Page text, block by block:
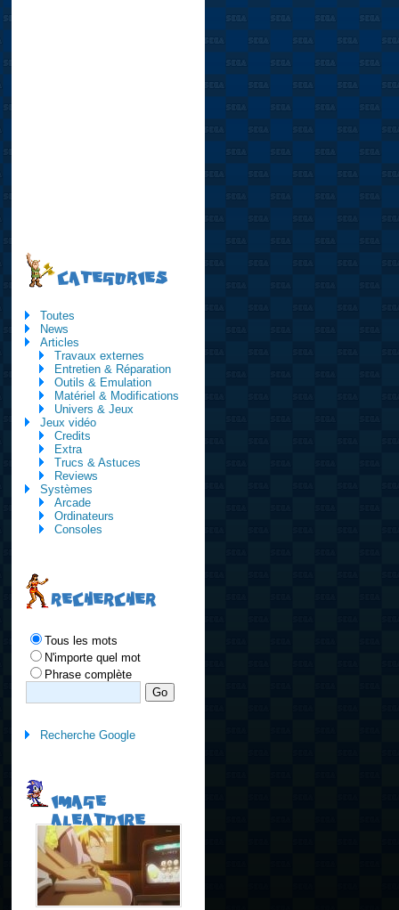
CATEGORIES
Toutes
News
Articles
Travaux externes
Entretien & Réparation
Outils & Emulation
Matériel & Modifications
Univers & Jeux
Jeux vidéo
Credits
Extra
Trucs & Astuces
Reviews
Systèmes
Arcade
Ordinateurs
Consoles
RECHERCHER
Tous les mots
N'importe quel mot
Phrase complète
Recherche Google
IMAGE
ALEATOIRE